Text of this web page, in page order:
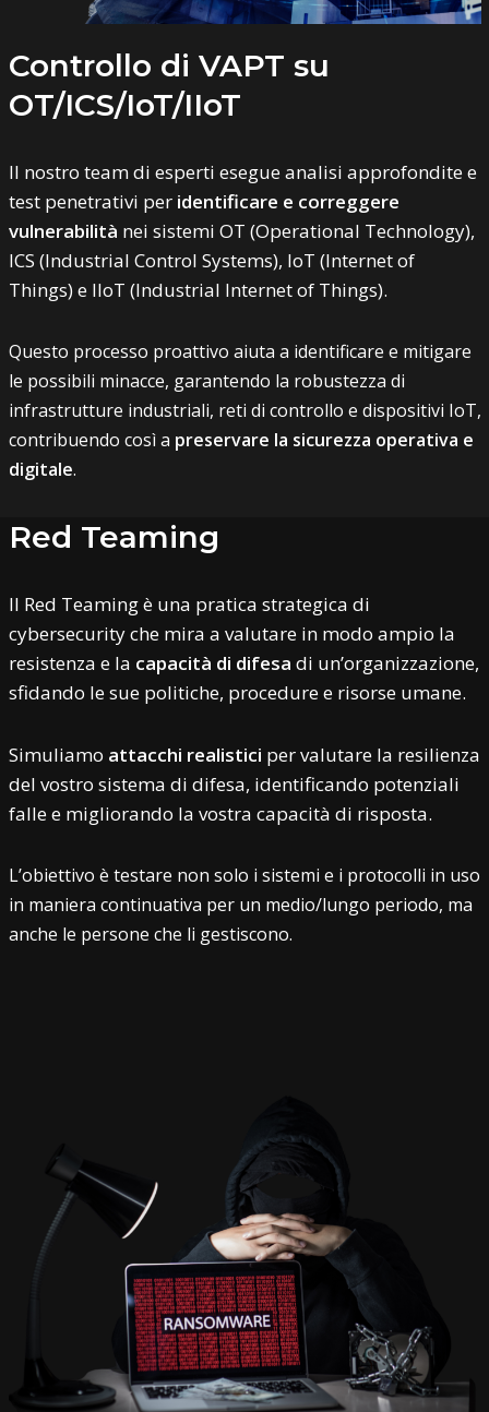
Controllo di VAPT su
OT/ICS/IoT/IIoT
Il nostro team di esperti esegue analisi approfondite e
test penetrativi peridentificare e correggere
vulnerabilità nei sistemi OT (Operational Technology),
ICS (Industrial Control Systems), IoT (Internet of
Things) e IIoT (Industrial Internet of Things).
Questo processo proattivo aiuta a identificare e mitigare
le possibili minacce, garantendo la robustezza di
infrastrutture industriali, reti di controllo e dispositivi IoT,
contribuendo così a preservare la sicurezza operativa e
digitale.
Red Teaming
Il Red Teaming è una pratica strategica di
cybersecurity che mira a valutare in modo ampio la
resistenza e la capacità di difesa di un’organizzazione,
sfidando le sue politiche, procedure e risorse umane.
Simuliamo attacchi realistici per valutare la resilienza
del vostro sistema di difesa, identificando potenziali
falle e migliorando la vostra capacità di risposta.
L’obiettivo è testare non solo i sistemi e i protocolli in uso
in maniera continuativa per un medio/lungo periodo, ma
anche le persone che li gestiscono.